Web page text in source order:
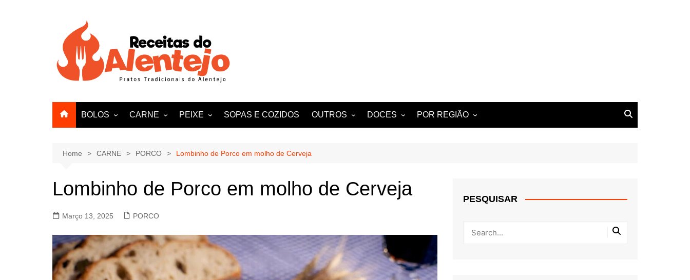
BOLOS CARNE
VACA
PATO
PERU
CABRITO
PORCO, LEITÃO E JAVALI
PEIXE SOPAS E COZIDOS OUTROS
BEBIDAS
DOCES POR REGIÃO
Home CARNE PORCO Lombinho de Porco em molho de Cerveja
Lombinho de Porco em molho de Cerveja
Março 13, 2025 PORCO
PESQUISAR